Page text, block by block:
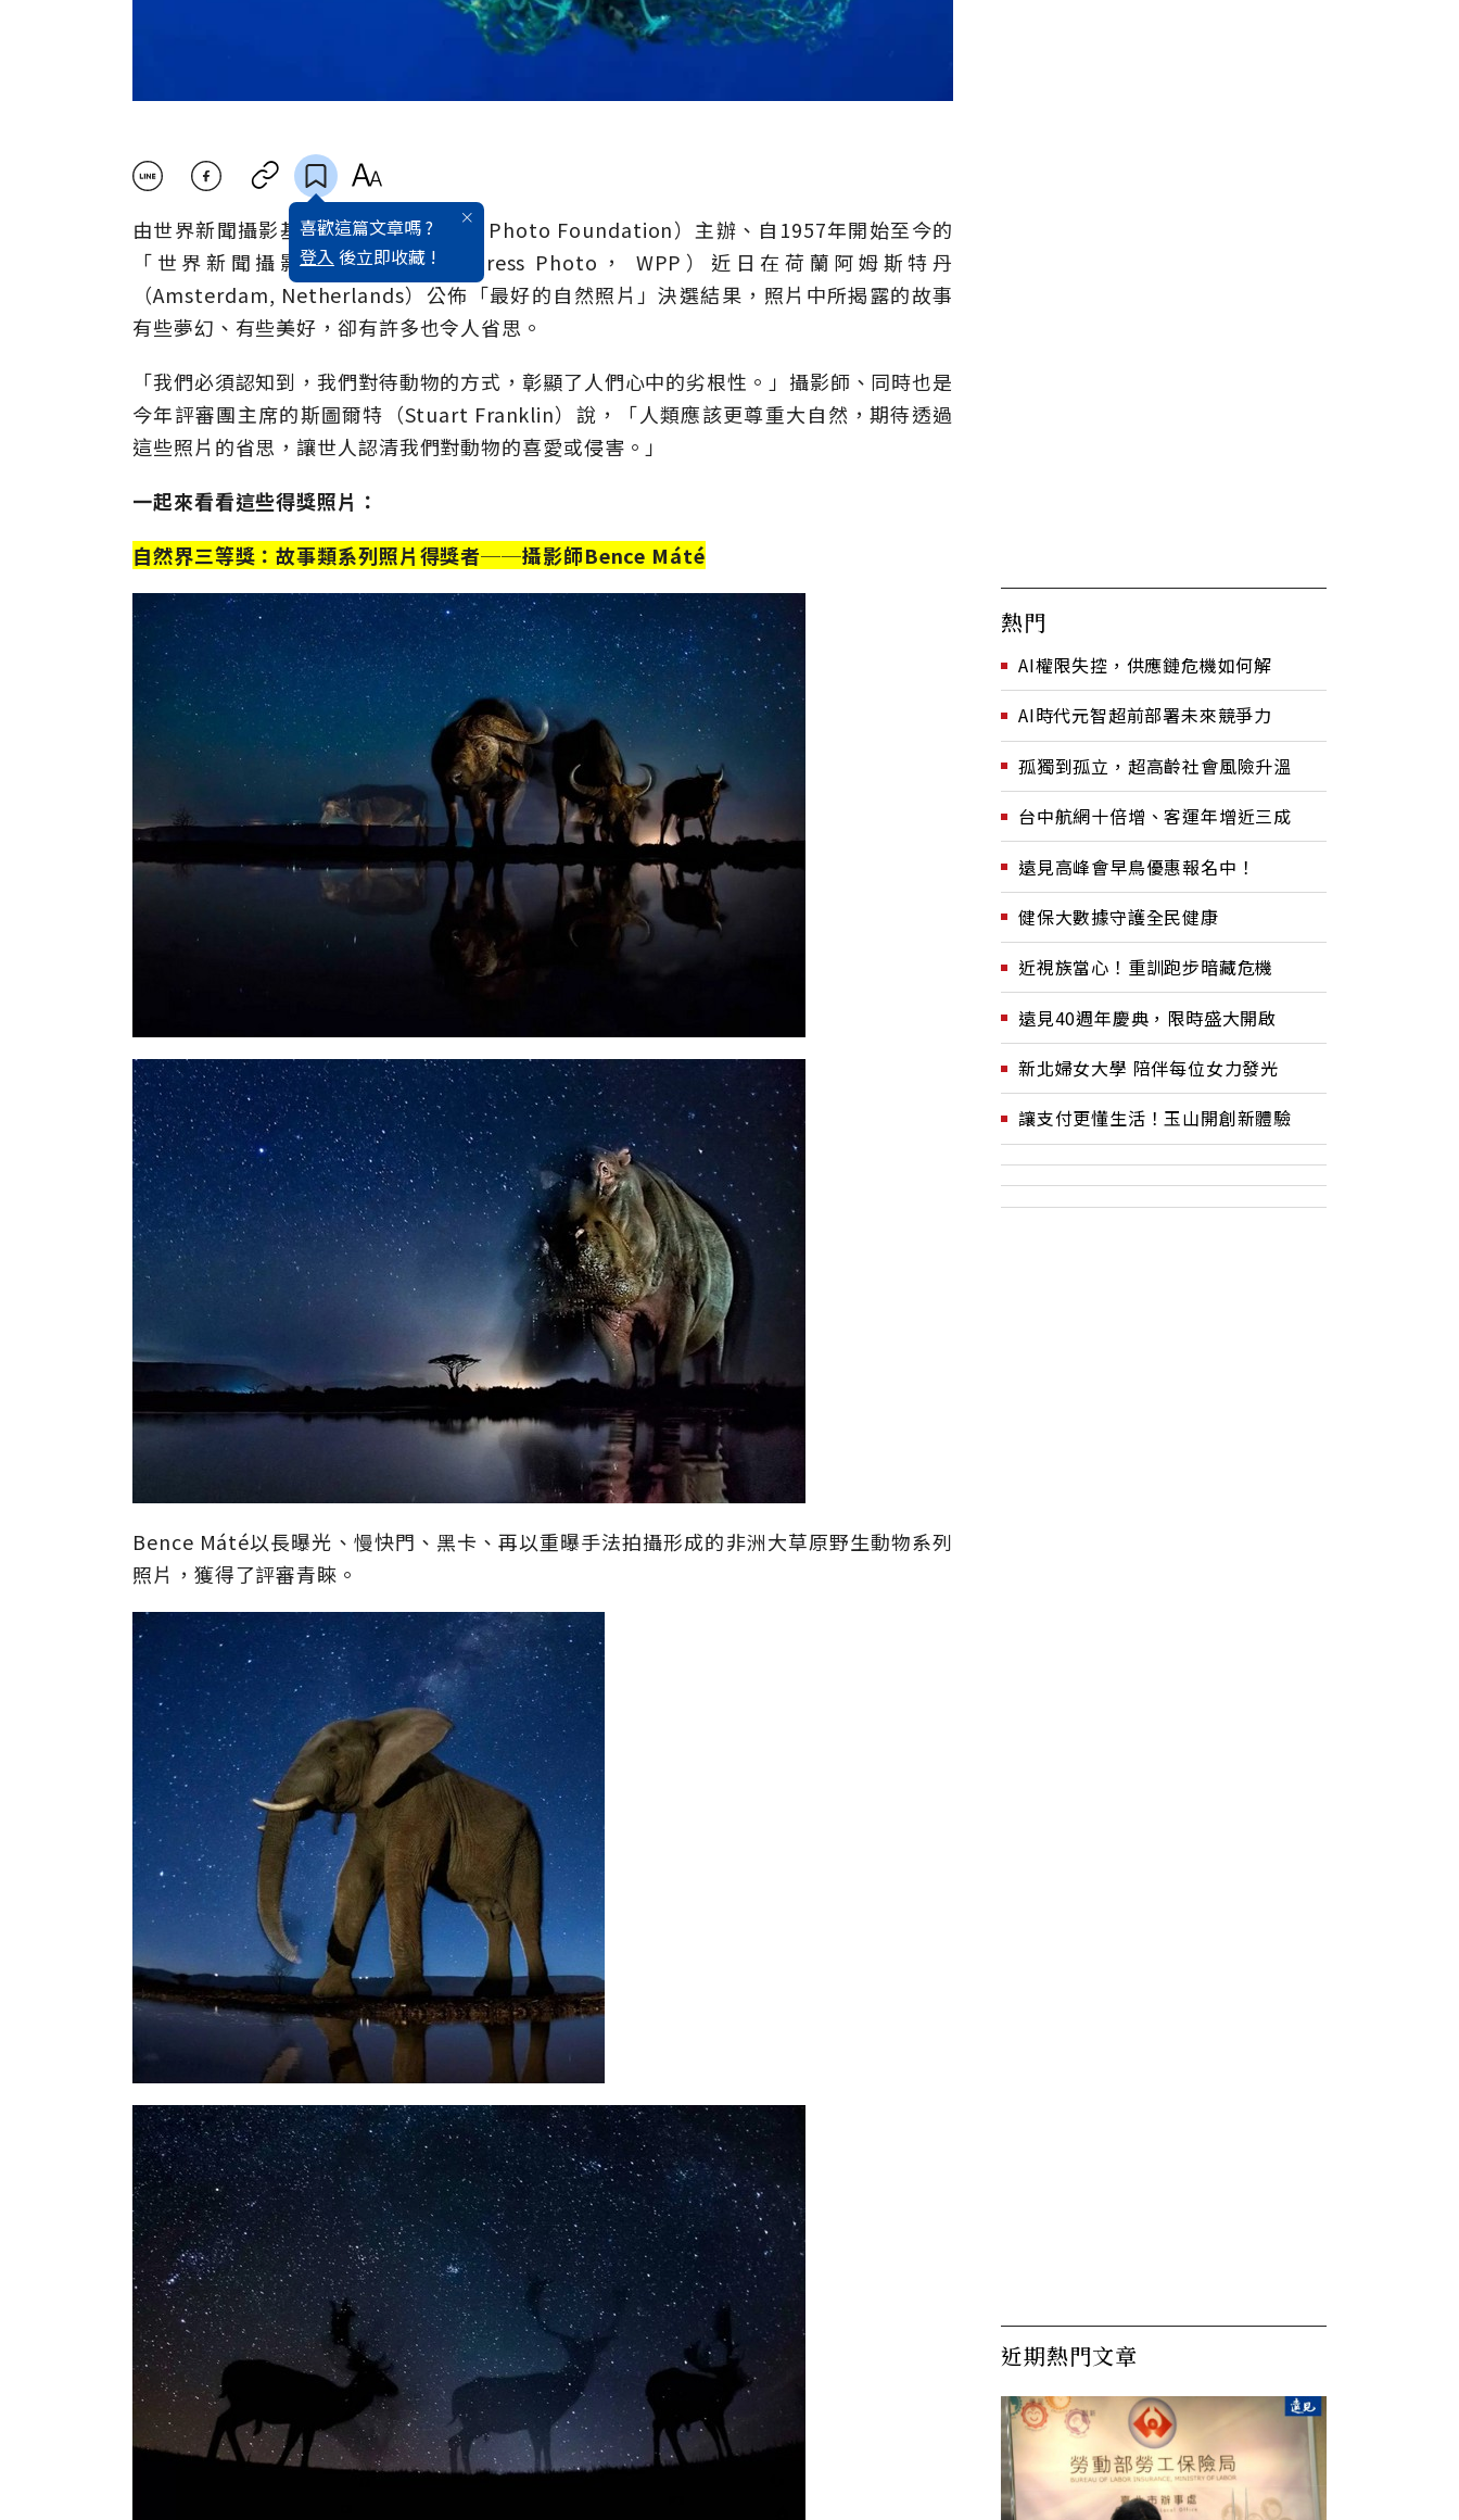
喜歡這篇文章嗎 ?
登入 後立即收藏 !
由世界新聞攝影基金會（World Press Photo Foundation）主辦、自1957年開始至今的
「世界新聞攝影比賽」（World Press Photo， WPP）近日在荷蘭阿姆斯特丹
（Amsterdam, Netherlands）公佈「最好的自然照片」決選結果，照片中所揭露的故事
有些夢幻、有些美好，卻有許多也令人省思。
「我們必須認知到，我們對待動物的方式，彰顯了人們心中的劣根性。」攝影師、同時也是
今年評審團主席的斯圖爾特（Stuart Franklin）說，「人類應該更尊重大自然，期待透過
這些照片的省思，讓世人認清我們對動物的喜愛或侵害。」
一起來看看這些得獎照片：
自然界三等獎：故事類系列照片得獎者──攝影師Bence Máté
Bence Máté以長曝光、慢快門、黑卡、再以重曝手法拍攝形成的非洲大草原野生動物系列
照片，獲得了評審青睞。
熱門
AI權限失控，供應鏈危機如何解
AI時代元智超前部署未來競爭力
孤獨到孤立，超高齡社會風險升溫
台中航網十倍增、客運年增近三成
遠見高峰會早鳥優惠報名中！
健保大數據守護全民健康
近視族當心！重訓跑步暗藏危機
遠見40週年慶典，限時盛大開啟
新北婦女大學 陪伴每位女力發光
讓支付更懂生活！玉山開創新體驗
近期熱門文章